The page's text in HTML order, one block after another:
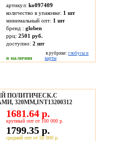
артикул: ko097409
количество в упаковке: 1 шт
минимальный опт: 1 шт
бренд : globen
ррц: 2501 руб.
доступно: 2 шт
в наличии
в рубрике: глобусы и
карты
ПОЛИТИЧЕСК.С
320ММ,INT13200312
1681.64 р.
крупный опт от 100 000 р.
1799.35 р.
средний опт от 50 000 р.